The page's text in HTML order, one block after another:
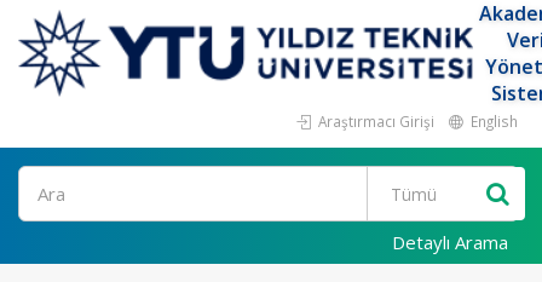
Araştırmacı Girişi English
Ara
Detaylı Arama